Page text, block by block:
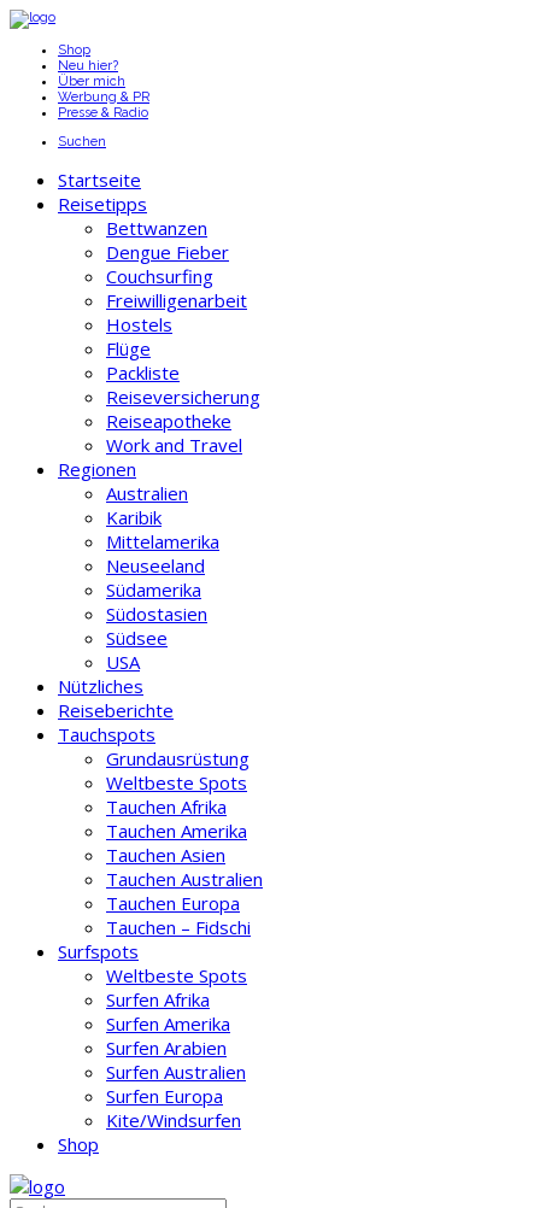
Shop
Neu hier?
Über mich
Werbung & PR
Presse & Radio
Suchen
Startseite
Reisetipps
Bettwanzen
Dengue Fieber
Couchsurfing
Freiwilligenarbeit
Hostels
Flüge
Packliste
Reiseversicherung
Reiseapotheke
Work and Travel
Regionen
Australien
Karibik
Mittelamerika
Neuseeland
Südamerika
Südostasien
Südsee
USA
Nützliches
Reiseberichte
Tauchspots
Grundausrüstung
Weltbeste Spots
Tauchen Afrika
Tauchen Amerika
Tauchen Asien
Tauchen Australien
Tauchen Europa
Tauchen – Fidschi
Surfspots
Weltbeste Spots
Surfen Afrika
Surfen Amerika
Surfen Arabien
Surfen Australien
Surfen Europa
Kite/Windsurfen
Shop